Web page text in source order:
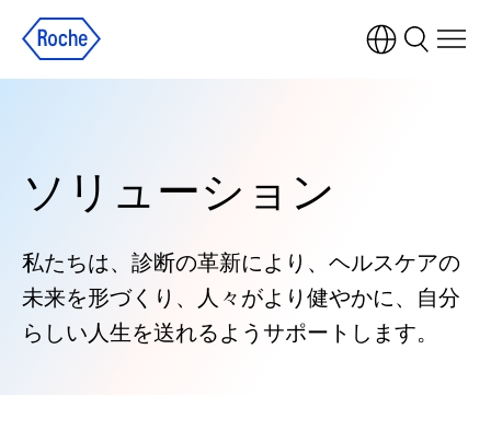
ソリューション
私たちは、診断の革新により、ヘルスケアの
未来を形づくり、人々がより健やかに、自分
らしい人生を送れるようサポートします。